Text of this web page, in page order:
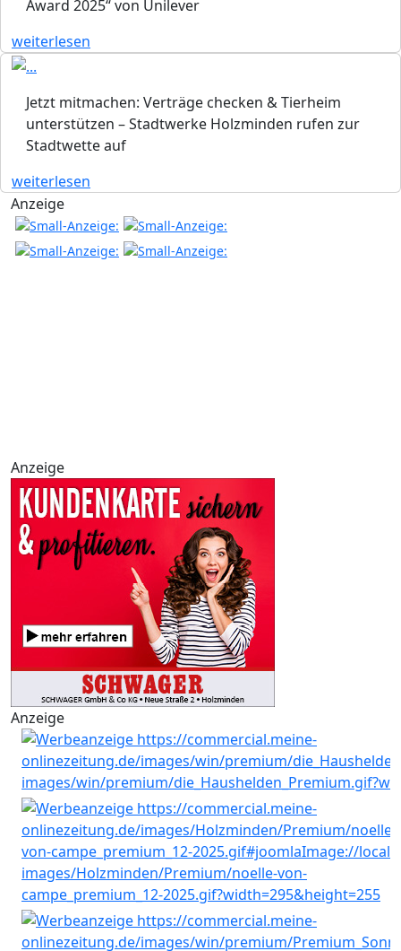
Award 2025“ von Unilever
weiterlesen
Jetzt mitmachen: Verträge checken & Tierheim
unterstützen – Stadtwerke Holzminden rufen zur
Stadtwette auf
weiterlesen
Anzeige
Anzeige
Anzeige